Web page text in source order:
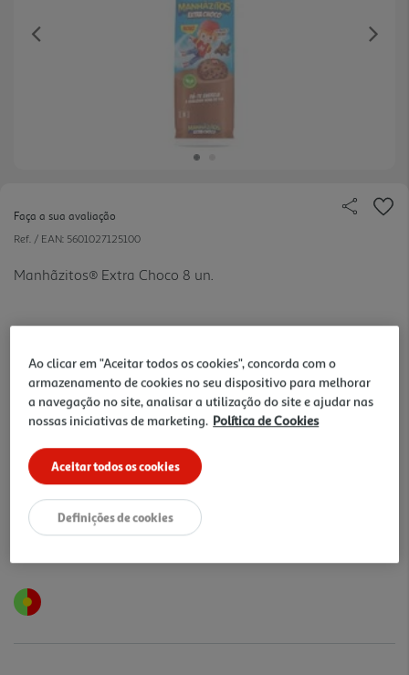
Previous
Faça a sua avaliação
Ref. / EAN: 5601027125100
Manhãzitos® Extra Choco 8 un.
3,99 €
Notas de preparação
Ao clicar em "Aceitar todos os cookies", concorda com o
armazenamento de cookies no seu dispositivo para melhorar
a navegação no site, analisar a utilização do site e ajudar nas
nossas iniciativas de marketing. Política de Cookies
Aceitar todos os cookies
Definições de cookies